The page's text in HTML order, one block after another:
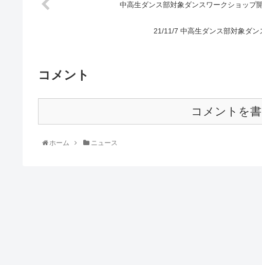
中高生ダンス部対象ダンスワークショップ
21/11/7 中高生ダンス部対象ダ
コメント
コメントを
ホーム ニュース